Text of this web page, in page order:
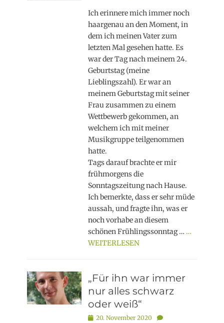
Ich erinnere mich immer noch
haargenau an den Moment, in
dem ich meinen Vater zum
letzten Mal gesehen hatte. Es
war der Tag nach meinem 24.
Geburtstag (meine
Lieblingszahl). Er war an
meinem Geburtstag mit seiner
Frau zusammen zu einem
Wettbewerb gekommen, an
welchem ich mit meiner
Musikgruppe teilgenommen
hatte.
Tags darauf brachte er mir
frühmorgens die
Sonntagszeitung nach Hause.
Ich bemerkte, dass er sehr müde
aussah, und fragte ihn, was er
noch vorhabe an diesem
schönen Frühlingssonntag … …
WEITERLESEN
„Für ihn war immer
nur alles schwarz
oder weiß“
Posted
20. November 2020